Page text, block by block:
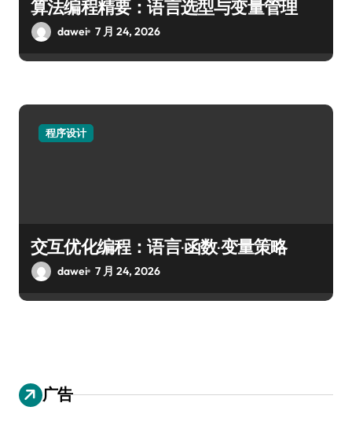
算法编程精要：语言选型与变量管理
dawei 7 月 24, 2026
程序设计
交互优化编程：语言·函数·变量策略
dawei 7 月 24, 2026
广告